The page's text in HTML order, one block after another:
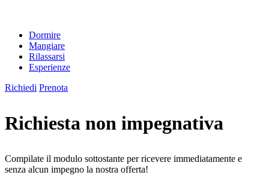
Dormire
Mangiare
Rilassarsi
Esperienze
Richiedi Prenota
Richiesta non impegnativa
Compilate il modulo sottostante per ricevere immediatamente e
senza alcun impegno la nostra offerta!